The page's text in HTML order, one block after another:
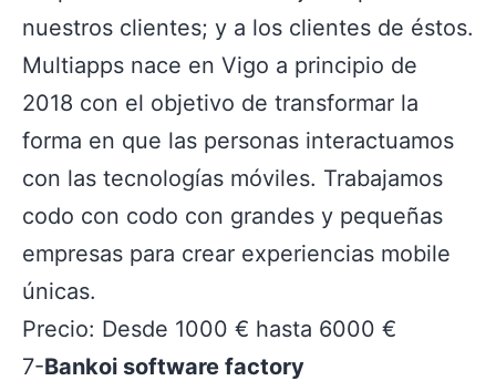
nuestros clientes; y a los clientes de éstos.
Multiapps nace en Vigo a principio de
2018 con el objetivo de transformar la
forma en que las personas interactuamos
con las tecnologías móviles. Trabajamos
codo con codo con grandes y pequeñas
empresas para crear experiencias mobile
únicas.
Precio: Desde 1000 € hasta 6000 €
7-Bankoi software factory